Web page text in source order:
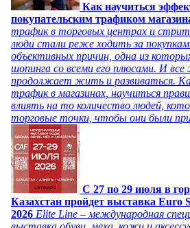
Как научиться
покупательским трафиком
трафик в торговых центрах и
люди стали реже ходить за
объективных причин, одна из
шопинга со всеми его плюсами. И
продолжает жить и развиваться.
трафик в магазинах, научиться
влиять на то количество людей,
торговые точки, чтобы они были
C 27 по 29 июля в
Казахстан пройдет выставка Euro
2026 Elite Line – международная